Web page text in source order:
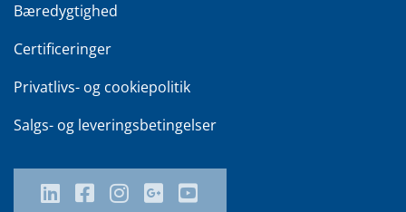
Bæredygtighed
Certificeringer
Privatlivs- og cookiepolitik
Salgs- og leveringsbetingelser